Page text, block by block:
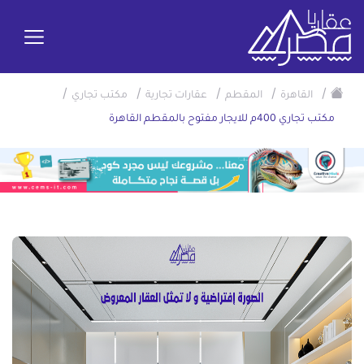
/ القاهرة / المقطم / عقارات تجارية / مكتب تجاري /
مكتب تجاري 400م للايجار مفتوح بالمقطم القاهرة